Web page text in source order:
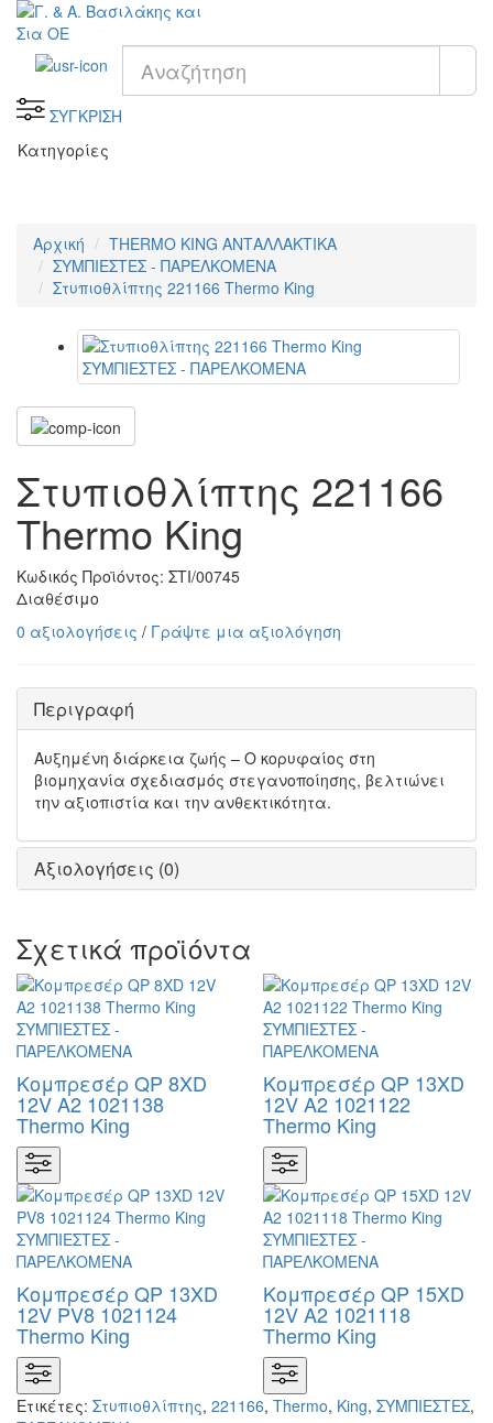
ΣΥΓΚΡΙΣΗ
Κατηγορίες
Αρχική
THERMO KING ΑΝΤΑΛΛΑΚΤΙΚΑ
ΣΥΜΠΙΕΣΤΕΣ - ΠΑΡΕΛΚΟΜΕΝΑ
Στυπιοθλίπτης 221166 Thermo King
Στυπιοθλίπτης 221166
Thermo King
Κωδικός Προϊόντος: ΣΤΙ/00745
Διαθέσιμο
0 αξιολογήσεις / Γράψτε μια αξιολόγηση
Περιγραφή
Αυξημένη διάρκεια ζωής – Ο κορυφαίος στη
βιομηχανία σχεδιασμός στεγανοποίησης, βελτιώνει
την αξιοπιστία και την ανθεκτικότητα.
Αξιολογήσεις (0)
Σχετικά προϊόντα
Κομπρεσέρ QP 8XD
12V A2 1021138
Thermo King
Κομπρεσέρ QP 13XD
12V A2 1021122
Thermo King
Κομπρεσέρ QP 13XD
12V PV8 1021124
Thermo King
Κομπρεσέρ QP 15XD
12V A2 1021118
Thermo King
Ετικέτες: Στυπιοθλίπτης, 221166, Thermo, King, ΣΥΜΠΙΕΣΤΕΣ,